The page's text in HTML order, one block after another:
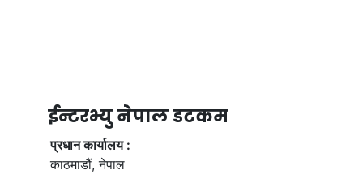
ईन्टरभ्यु नेपाल डटकम
प्रधान कार्यालय :
काठमाडौं, नेपाल